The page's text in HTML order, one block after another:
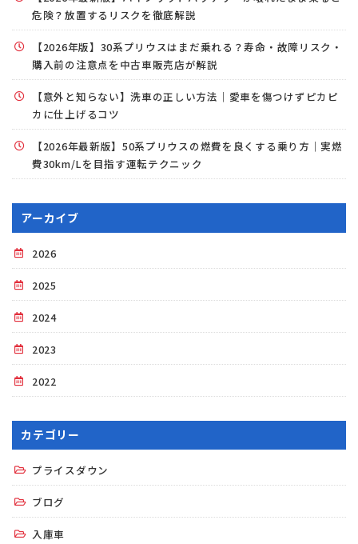
危険？放置するリスクを徹底解説
【2026年版】30系プリウスはまだ乗れる？寿命・故障リスク・
購入前の注意点を中古車販売店が解説
【意外と知らない】洗車の正しい方法｜愛車を傷つけずピカピ
カに仕上げるコツ
【2026年最新版】50系プリウスの燃費を良くする乗り方｜実燃
費30km/Lを目指す運転テクニック
アーカイブ
2026
2025
2024
2023
2022
カテゴリー
プライスダウン
ブログ
入庫車